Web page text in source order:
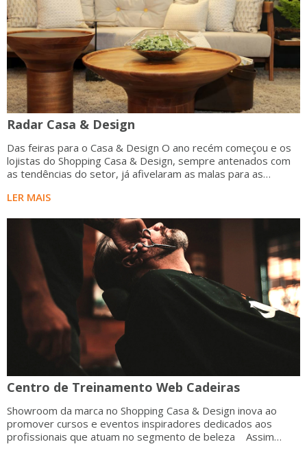
Radar Casa & Design
Das feiras para o Casa & Design O ano recém começou e os
lojistas do Shopping Casa & Design, sempre antenados com
as tendências do setor, já afivelaram as malas para as
LER MAIS
Centro de Treinamento Web Cadeiras
Showroom da marca no Shopping Casa & Design inova ao
promover cursos e eventos inspiradores dedicados aos
profissionais que atuam no segmento de beleza Assim